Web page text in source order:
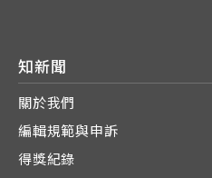
知新聞
關於我們
編輯規範與申訴
得獎紀錄